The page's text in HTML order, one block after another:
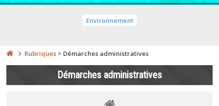
Environnement
Rubriques > Démarches administratives
Démarches administratives